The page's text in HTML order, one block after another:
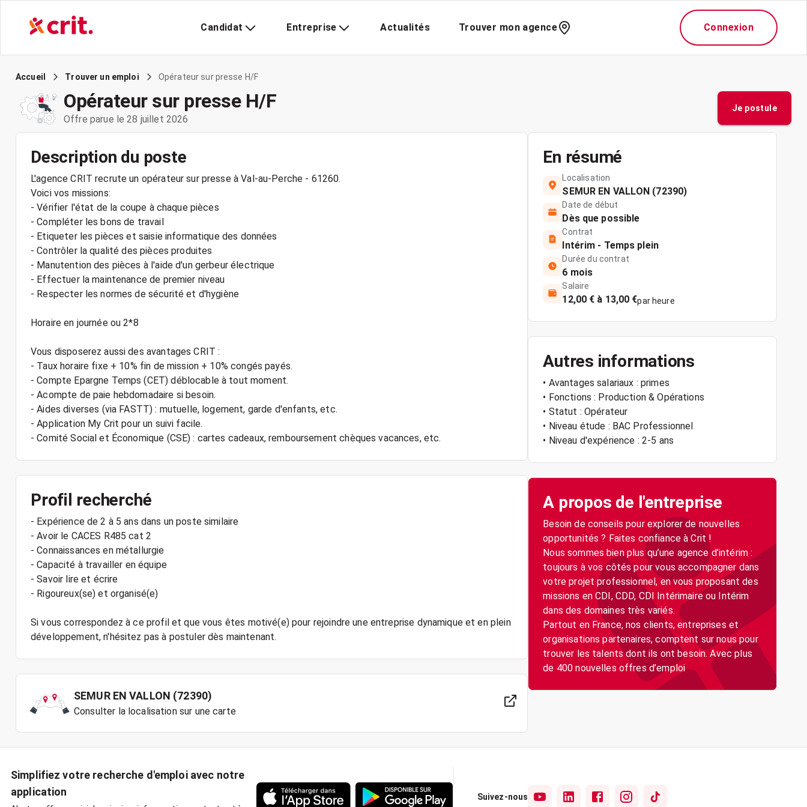
Candidat Entreprise Actualités Trouver mon agence Connexion
Accueil Trouver un emploi Opérateur sur presse H/F
Opérateur sur presse H/F
Offre parue le 28 juillet 2026
Je postule
Description du poste
L'agence CRIT recrute un opérateur sur presse à Val-au-Perche - 61260.
Voici vos missions:
- Vérifier l'état de la coupe à chaque pièces
- Compléter les bons de travail
- Etiqueter les pièces et saisie informatique des données
- Contrôler la qualité des pièces produites
- Manutention des pièces à l'aide d'un gerbeur électrique
- Effectuer la maintenance de premier niveau
- Respecter les normes de sécurité et d'hygiène
Horaire en journée ou 2*8
Vous disposerez aussi des avantages CRIT :
- Taux horaire fixe + 10% fin de mission + 10% congés payés.
- Compte Epargne Temps (CET) déblocable à tout moment.
- Acompte de paie hebdomadaire si besoin.
- Aides diverses (via FASTT) : mutuelle, logement, garde d'enfants, etc.
- Application My Crit pour un suivi facile.
Profil recherché
- Expérience de 2 à 5 ans dans un poste similaire
- Avoir le CACES R485 cat 2
- Connaissances en métallurgie
- Capacité à travailler en équipe
- Savoir lire et écrire
- Rigoureux(se) et organisé(e)
Si vous correspondez à ce profil et que vous êtes motivé(e) pour rejoindre une entreprise dynamique et en plein
SEMUR EN VALLON (72390)
Consulter la localisation sur une carte
En résumé
Localisation
SEMUR EN VALLON (72390)
Date de début
Dès que possible
Contrat
Intérim - Temps plein
Durée du contrat
6 mois
Salaire
12,00 € à 13,00 €par heure
Autres informations
• Avantages salariaux : primes
• Fonctions : Production & Opérations
• Statut : Opérateur
• Niveau étude : BAC Professionnel
• Niveau d'expérience : 2-5 ans
A propos de l'entreprise
Besoin de conseils pour explorer de nouvelles
opportunités ? Faites confiance à Crit !
Nous sommes bien plus qu’une agence d’intérim :
toujours à vos côtés pour vous accompagner dans
votre projet professionnel, en vous proposant des
missions en CDI, CDD, CDI Intérimaire ou Intérim
dans des domaines très variés.
Partout en France, nos clients, entreprises et
organisations partenaires, comptent sur nous pour
trouver les talents dont ils ont besoin. Avec plus
de 400 nouvelles offres d’emploi
Simplifiez votre recherche d'emploi avec notre
application
Suivez-nous